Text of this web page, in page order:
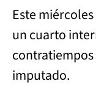
Este
un cuarto
imputado.